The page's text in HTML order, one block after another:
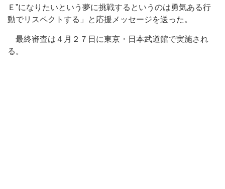
Ｅ”になりたいという夢に挑戦するというのは勇気ある行
動でリスペクトする」と応援メッセージを送った。
最終審査は４月２７日に東京・日本武道館で実施され
る。